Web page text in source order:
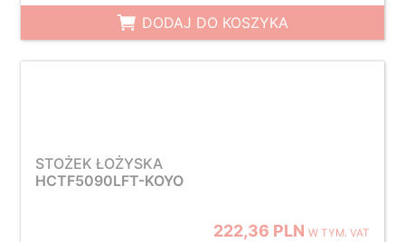
DODAJ DO KOSZYKA
STOŻEK ŁOŻYSKA
HCTF5090LFT-KOYO
222,36 PLNW TYM. VAT